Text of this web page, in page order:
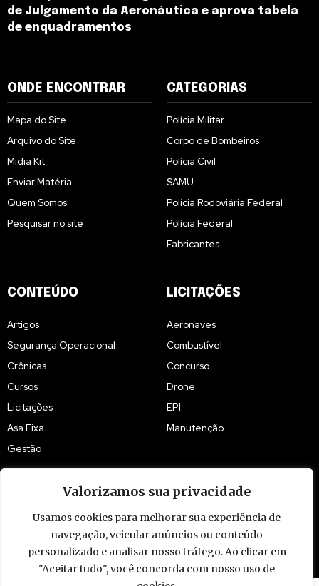
Valorizamos sua privacidade
Usamos cookies para melhorar sua experiência de
navegação, veicular anúncios ou conteúdo
personalizado e analisar nosso tráfego. Ao clicar em
"Aceitar tudo", você concorda com nosso uso de
de Julgamento da Aeronáutica e aprova tabela
de enquadramentos
ONDE ENCONTRAR
Mapa do Site
Arquivo do Site
Midia Kit
Enviar Matéria
Quem Somos
Pesquisar no site
CATEGORIAS
Polícia Militar
Corpo de Bombeiros
Polícia Civil
SAMU
Polícia Rodoviária Federal
Polícia Federal
Fabricantes
CONTEÚDO
Artigos
Segurança Operacional
Crônicas
Cursos
Licitações
Asa Fixa
Gestão
LICITAÇÕES
Aeronaves
Combustível
Concurso
Drone
EPI
Manutenção
© 2009 - 2026 Piloto Policial. Todos os direitos reservados. Brasil.